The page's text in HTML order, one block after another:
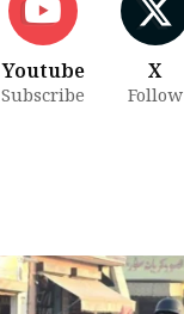
X
Follow
Youtube
Subscribe